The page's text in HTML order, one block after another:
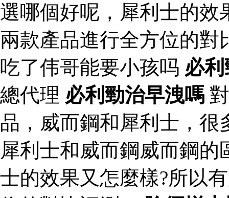
選哪個好呢，犀利士的效
兩款產品進行全方位的
吃了伟哥能要小孩吗 必
總代理 必利勁治早洩嗎
品，威而鋼和犀利士，
犀利士和威而鋼威而鋼
士的效果又怎麼樣?所以